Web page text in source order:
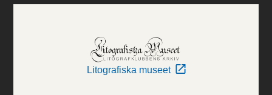
Litografiska museet